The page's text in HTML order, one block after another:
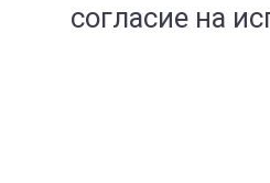
согласие на